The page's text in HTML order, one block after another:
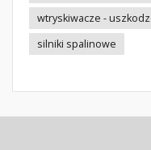
wtryskiwacze -
silniki spalinowe